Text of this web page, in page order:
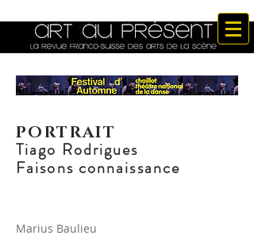
PORTRAIT
Tiago Rodrigues
Faisons connaissance
Marius Baulieu